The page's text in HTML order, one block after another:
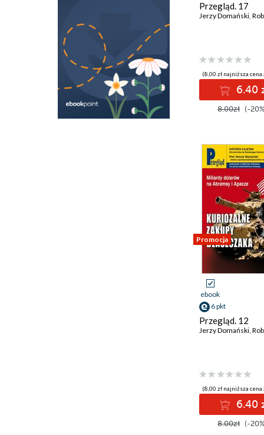
Przegląd. 17
Jerzy Domański,
(8,00 zł najniższa cena
6.40
8.00zł (-
Promocja
ebook
6 pkt
Przegląd. 12
Jerzy Domański,
(8,00 zł najniższa cena
6.40
8.00zł (-